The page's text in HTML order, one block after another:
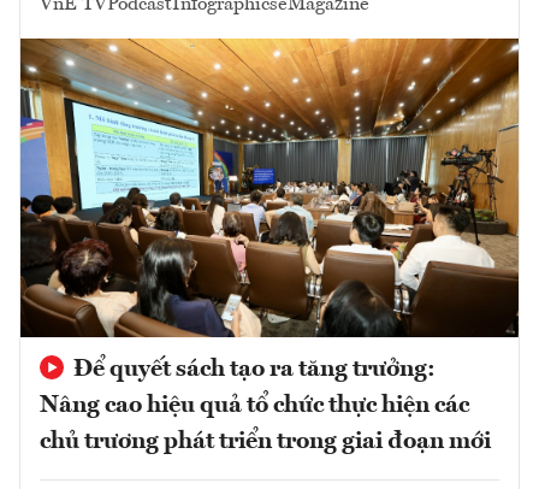
VnE TVPodcastInfographicseMagazine
Để quyết sách tạo ra tăng trưởng:
Nâng cao hiệu quả tổ chức thực hiện các
chủ trương phát triển trong giai đoạn mới